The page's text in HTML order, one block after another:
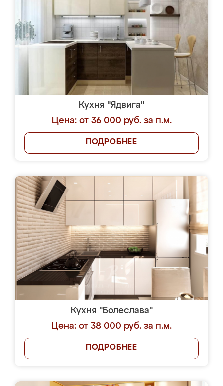
Кухня "Ядвига"
Цена: от 36 000 руб. за п.м.
ПОДРОБНЕЕ
Кухня "Болеслава"
Цена: от 38 000 руб. за п.м.
ПОДРОБНЕЕ